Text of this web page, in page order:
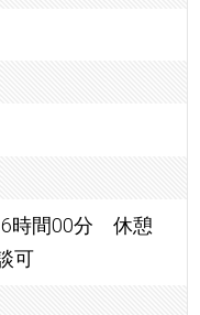
6時間00分 休憩
可